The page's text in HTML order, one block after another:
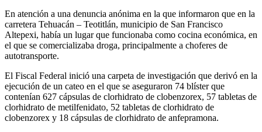
En atención a una denuncia anónima en la que informaron que en la
carretera Tehuacán – Teotitlán, municipio de San Francisco
Altepexi, había un lugar que funcionaba como cocina económica, en
el que se comercializaba droga, principalmente a choferes de
autotransporte.
El Fiscal Federal inició una carpeta de investigación que derivó en la
ejecución de un cateo en el que se aseguraron 74 blíster que
contenían 627 cápsulas de clorhidrato de clobenzorex, 57 tabletas de
clorhidrato de metilfenidato, 52 tabletas de clorhidrato de
clobenzorex y 18 cápsulas de clorhidrato de anfepramona.